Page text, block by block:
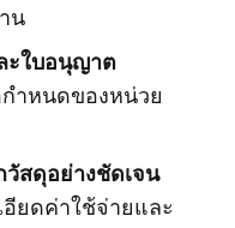
น
ะใบอนุญาต
ำหนดของหน่วย
สดุอย่างชัดเจน
อียดค่าใช้จ่ายและ